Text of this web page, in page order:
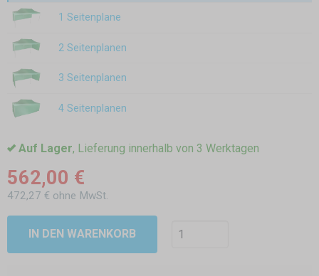
1 Seitenplane
2 Seitenplanen
3 Seitenplanen
4 Seitenplanen
Auf Lager, Lieferung innerhalb von 3 Werktagen
562,00 €
472,27 € ohne MwSt.
IN DEN WARENKORB